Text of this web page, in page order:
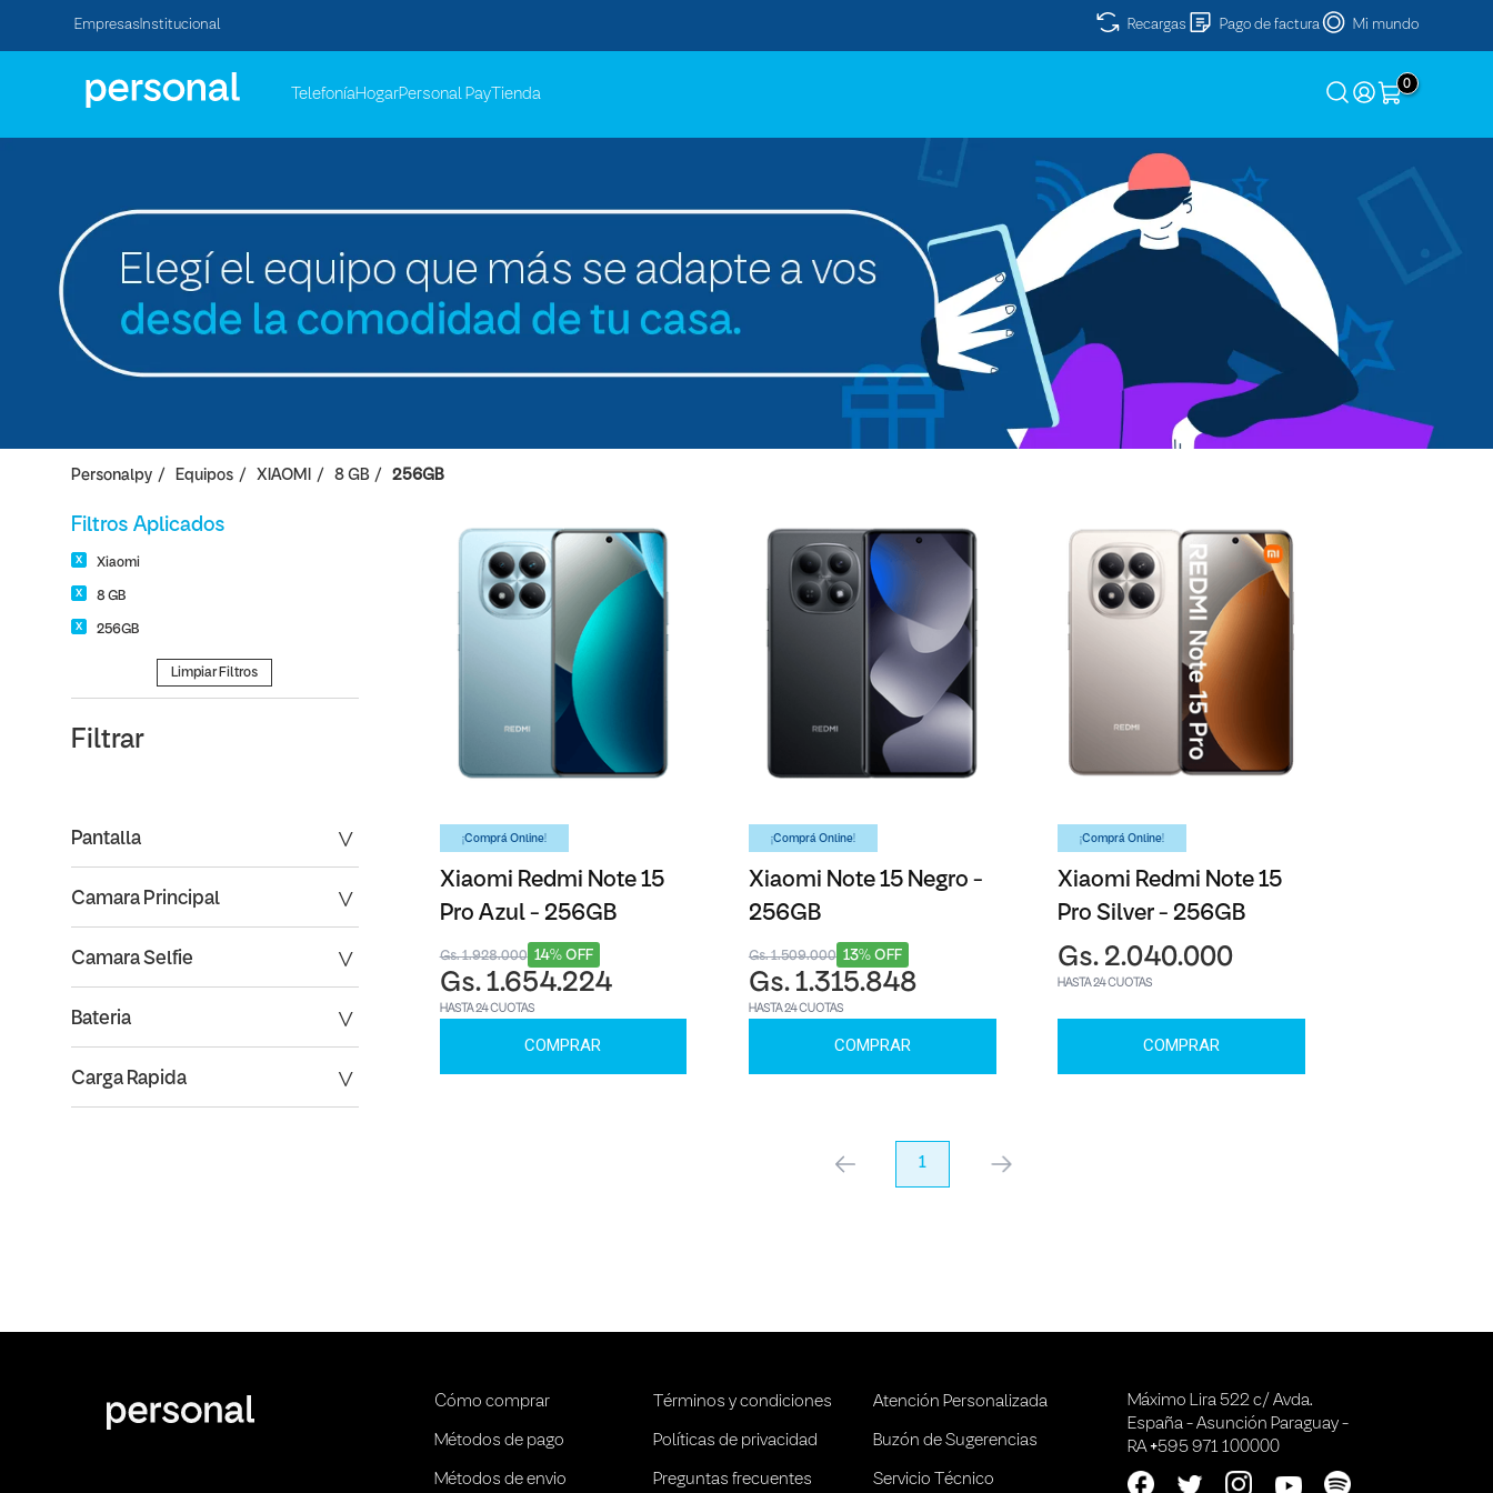
Empresas Institucional Recargas Pago de factura Mi mundo
TelefoníaHogarPersonal Pay Tienda
0
Personalpy Equipos XIAOMI 8 GB 256GB
Filtros Aplicados
Xiaomi
8 GB
256GB
Limpiar Filtros
Filtrar
Pantalla
Carga Rapida
Camara Principal
Camara Selfie
Bateria
¡Comprá Online!
Xiaomi Redmi Note 15
Pro Azul - 256GB
14% OFF
Gs. 1.928.000
Gs. 1.654.224
HASTA 24 CUOTAS
COMPRAR
¡Comprá Online!
Xiaomi Note 15 Negro -
256GB
13% OFF
Gs. 1.509.000
Gs. 1.315.848
HASTA 24 CUOTAS
COMPRAR
¡Comprá Online!
Xiaomi Redmi Note 15
Pro Silver - 256GB
Gs. 2.040.000
HASTA 24 CUOTAS
COMPRAR
anterior 1 próximo
Cómo comprar
Métodos de pago
Métodos de envio
Términos y condiciones
Políticas de privacidad
Preguntas frecuentes
Atención Personalizada
Buzón de Sugerencias
Servicio Técnico
Máximo Lira 522 c/ Avda.
España - Asunción Paraguay -
RA +595 971 100000